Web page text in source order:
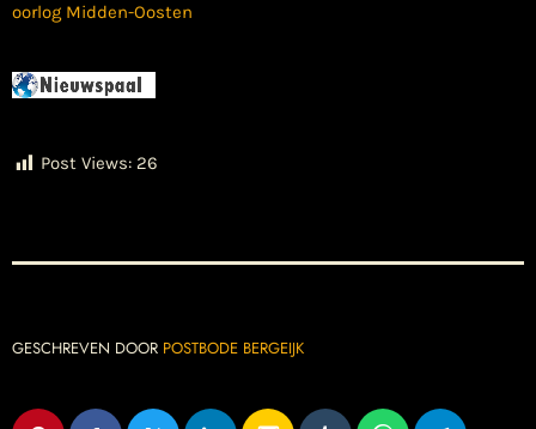
oorlog Midden-Oosten
Post Views: 26
GESCHREVEN DOOR POSTBODE BERGEIJK